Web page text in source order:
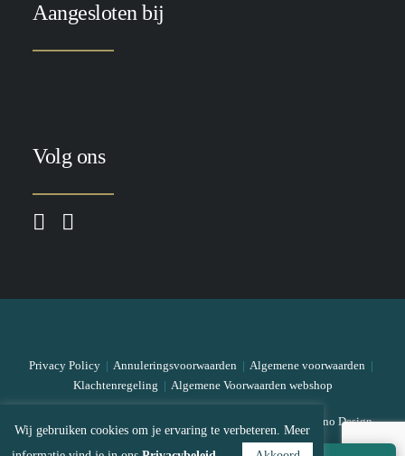
Aangesloten bij
Volg ons
Privacy Policy | Annuleringsvoorwaarden | Algemene voorwaarden |
Klachtenregeling | Algemene Voorwaarden webshop
Designed by Mono Design
Wij gebruiken cookies om je ervaring te verbeteren. Meer